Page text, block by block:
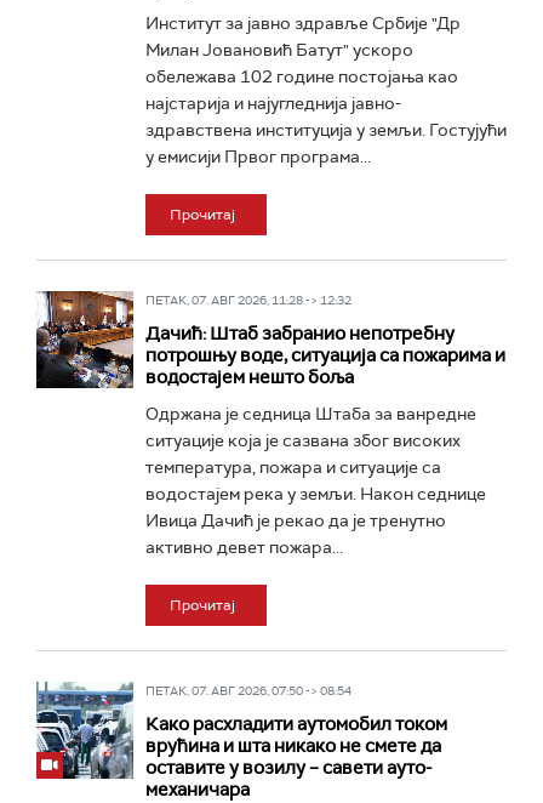
Институт за јавно здравље Србије "Др
Милан Јовановић Батут" ускоро
обележава 102 године постојања као
најстарија и најугледнија јавно-
здравствена институција у земљи. Гостујући
у емисији Првог програма...
Прочитај
ПЕТАК, 07. АВГ 2026, 11:28 -> 12:32
Дачић: Штаб забранио непотребну
потрошњу воде, ситуација са пожарима и
водостајем нешто боља
Одржана је седница Штаба за ванредне
ситуације која је сазвана због високих
температура, пожара и ситуације са
водостајем река у земљи. Након седнице
Ивица Дачић је рекао да је тренутно
активно девет пожара...
Прочитај
ПЕТАК, 07. АВГ 2026, 07:50 -> 08:54
Како расхладити аутомобил током
врућина и шта никако не смете да
оставите у возилу – савети ауто-
механичара